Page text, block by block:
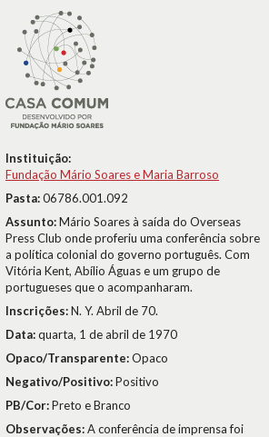
Instituição:
Fundação Mário Soares e Maria Barroso
Pasta:06786.001.092
Assunto:Mário Soares à saída do Overseas
Press Club onde proferiu uma conferência sobre
a política colonial do governo português. Com
Vitória Kent, Abílio Águas e um grupo de
portugueses que o acompanharam.
Inscrições:N. Y. Abril de 70.
Data:quarta, 1 de abril de 1970
Opaco/Transparente:Opaco
Negativo/Positivo:Positivo
PB/Cor:Preto e Branco
Observações:A conferência de imprensa foi